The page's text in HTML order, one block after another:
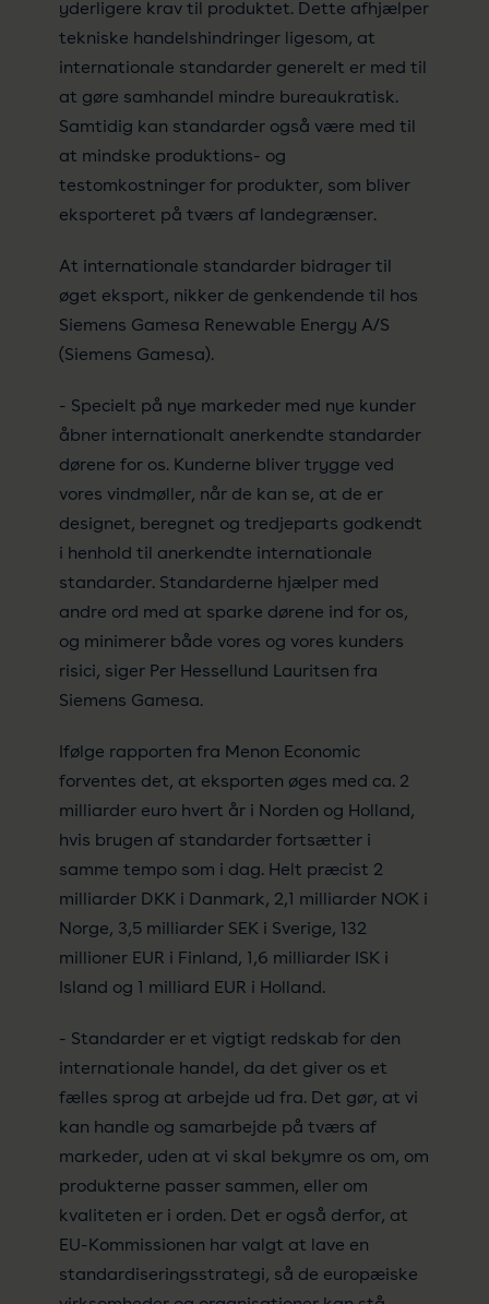
yderligere krav til produktet. Dette afhjælper
tekniske handelshindringer ligesom, at
internationale standarder generelt er med til
at gøre samhandel mindre bureaukratisk.
Samtidig kan standarder også være med til
at mindske produktions- og
testomkostninger for produkter, som bliver
eksporteret på tværs af landegrænser.
At internationale standarder bidrager til
øget eksport, nikker de genkendende til hos
Siemens Gamesa Renewable Energy A/S
(Siemens Gamesa).
- Specielt på nye markeder med nye kunder
åbner internationalt anerkendte standarder
dørene for os. Kunderne bliver trygge ved
vores vindmøller, når de kan se, at de er
designet, beregnet og tredjeparts godkendt
i henhold til anerkendte internationale
standarder. Standarderne hjælper med
andre ord med at sparke dørene ind for os,
og minimerer både vores og vores kunders
risici, siger Per Hessellund Lauritsen fra
Siemens Gamesa.
Ifølge rapporten fra Menon Economic
forventes det, at eksporten øges med ca. 2
milliarder euro hvert år i Norden og Holland,
hvis brugen af standarder fortsætter i
samme tempo som i dag. Helt præcist 2
milliarder DKK i Danmark, 2,1 milliarder NOK i
Norge, 3,5 milliarder SEK i Sverige, 132
millioner EUR i Finland, 1,6 milliarder ISK i
Island og 1 milliard EUR i Holland.
- Standarder er et vigtigt redskab for den
internationale handel, da det giver os et
fælles sprog at arbejde ud fra. Det gør, at vi
kan handle og samarbejde på tværs af
markeder, uden at vi skal bekymre os om, om
produkterne passer sammen, eller om
kvaliteten er i orden. Det er også derfor, at
EU-Kommissionen har valgt at lave en
standardiseringsstrategi, så de europæiske